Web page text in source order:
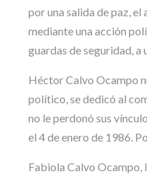
por una salida de paz,
mediante una acción
guardas de seguridad, a
Héctor Calvo Ocampo
político, se dedicó al
no le perdonó sus
el 4 de enero de 1986.
Fabiola Calvo Ocampo,